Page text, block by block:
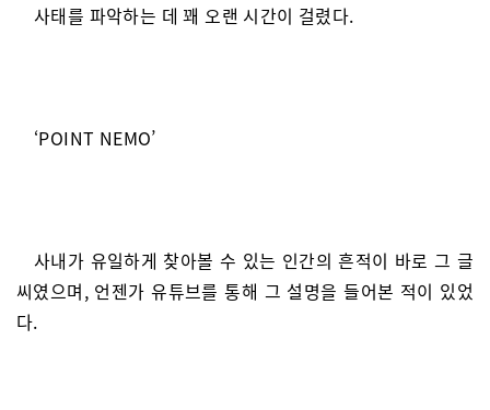
사태를 파악하는 데 꽤 오랜 시간이 걸렸다.
‘POINT NEMO’
사내가 유일하게 찾아볼 수 있는 인간의 흔적이 바로 그 글
씨였으며, 언젠가 유튜브를 통해 그 설명을 들어본 적이 있었
다.